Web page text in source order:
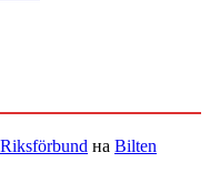
на Bilten